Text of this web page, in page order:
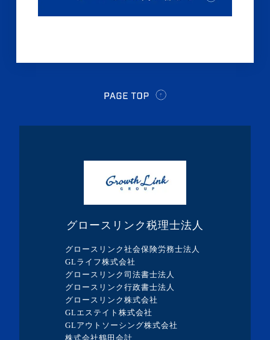
・2023年9月(5記事)
・2023年8月(13記事)
・2023年7月(9記事)
・2023年6月(1記事)
・2023年5月(3記事)
グロースリンク税理士法人
グロースリンク社会保険労務士法人
GLライフ株式会社
グロースリンク司法書士法人
グロースリンク行政書士法人
グロースリンク株式会社
GLエステイト株式会社
GLアウトソーシング株式会社
株式会社鶴田会計